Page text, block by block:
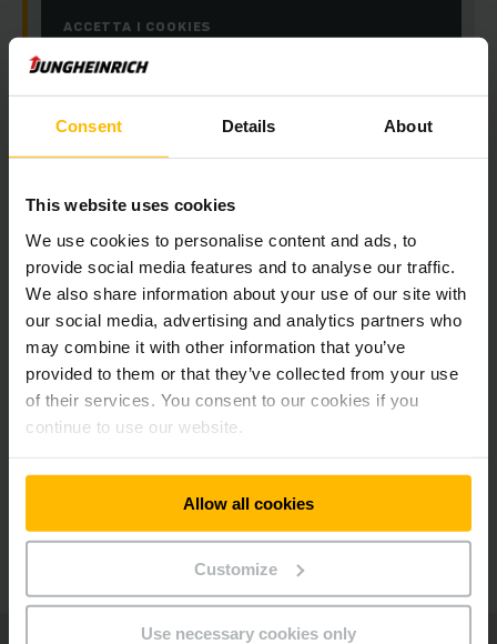
Consent Details About
This website uses cookies
We use cookies to personalise content and ads, to
provide social media features and to analyse our traffic.
We also share information about your use of our site with
our social media, advertising and analytics partners who
may combine it with other information that you’ve
provided to them or that they’ve collected from your use
of their services. You consent to our cookies if you
continue to use our website.
Allow all cookies
Customize
Use necessary cookies only
ACCETTA I COOKIES
Rimani aggiornato
RICEVI LA
NOSTRA
NEWSLETTER
Social media
Possiamo aiutarti?
CONTATTACI